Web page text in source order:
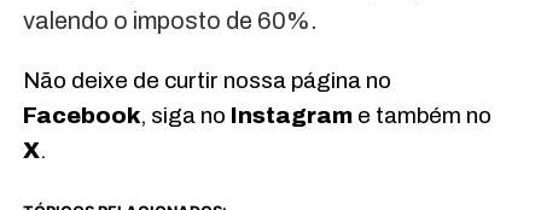
valendo o imposto de 60%.
Não deixe de curtir nossa página no
Facebook, siga no Instagrame também no
X.